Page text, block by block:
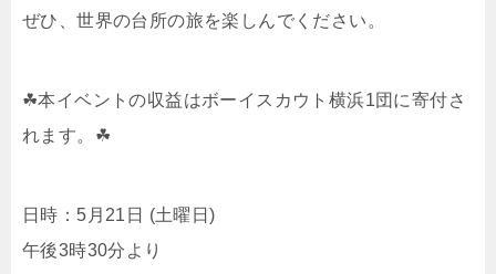
ぜひ、世界の台所の旅を楽しんでください。
☘本イベントの収益はボーイスカウト横浜1団に寄付さ
れます。☘
日時：5月21日 (土曜日)
午後3時30分より